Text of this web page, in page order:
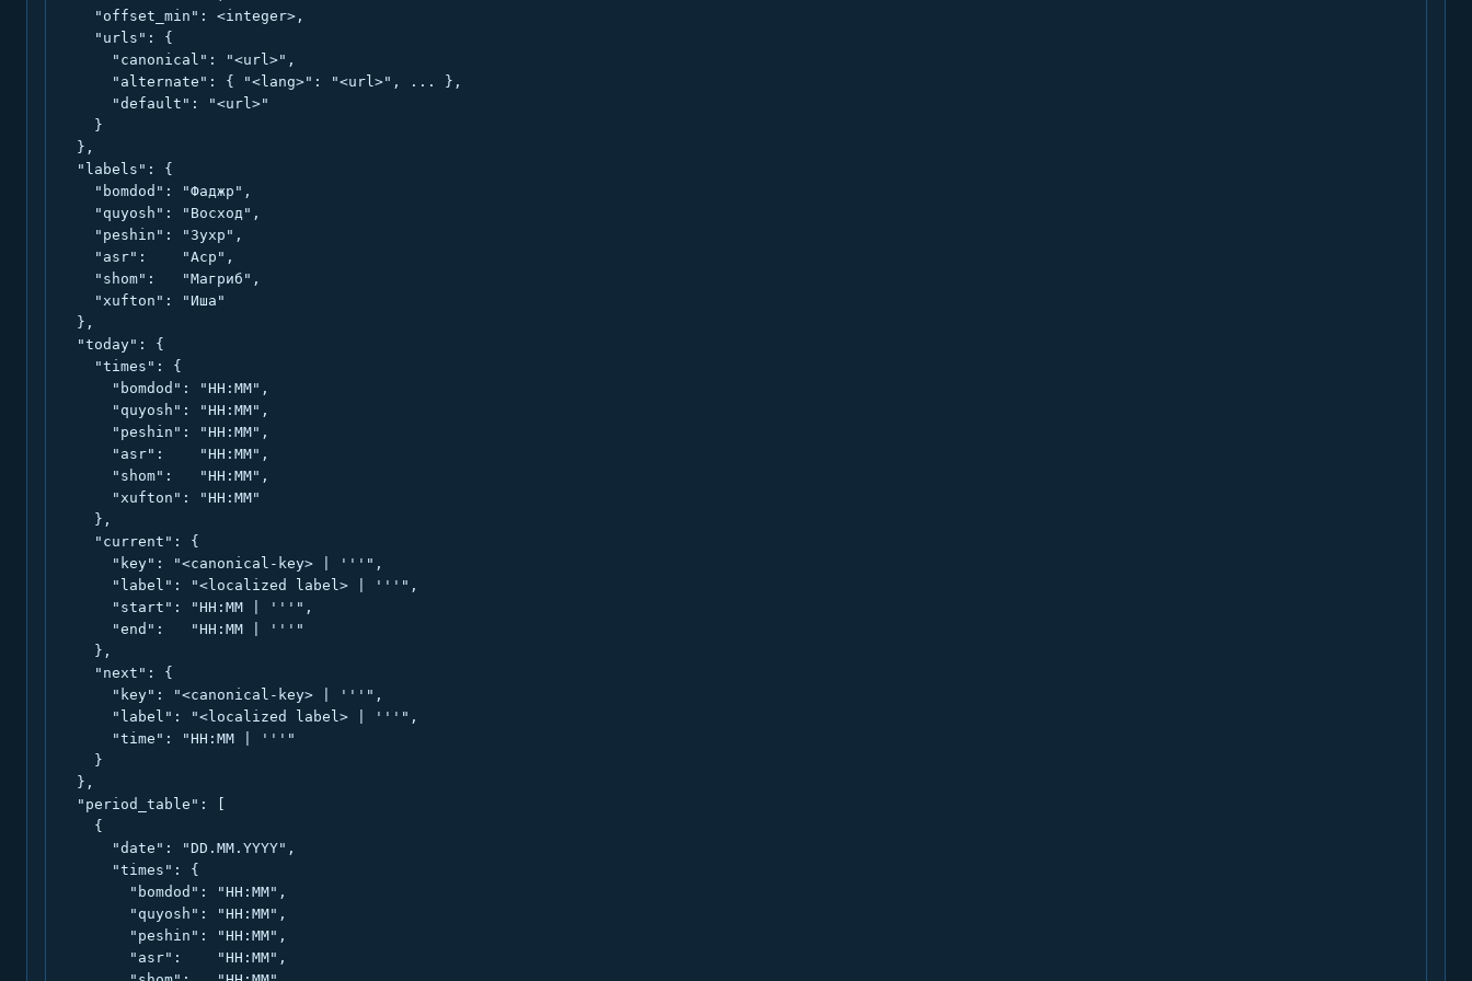
    "offset_min": <integer>,
    "urls": {
      "canonical": "<url>",
      "alternate": { "<lang>": "<url>", ... },
      "default": "<url>"
    }
  },
  "labels": {
    "bomdod": "Фаджр",
    "quyosh": "Восход",
    "peshin": "Зухр",
    "asr":    "Аср",
    "shom":   "Магриб",
    "xufton": "Иша"
  },
  "today": {
    "times": {
      "bomdod": "HH:MM",
      "quyosh": "HH:MM",
      "peshin": "HH:MM",
      "asr":    "HH:MM",
      "shom":   "HH:MM",
      "xufton": "HH:MM"
    },
    "current": {
      "key": "<canonical-key> | '''",
      "label": "<localized label> | '''",
      "start": "HH:MM | '''",
      "end":   "HH:MM | '''"
    },
    "next": {
      "key": "<canonical-key> | '''",
      "label": "<localized label> | '''",
      "time": "HH:MM | '''"
    }
  },
  "period_table": [
    {
      "date": "DD.MM.YYYY",
      "times": {
        "bomdod": "HH:MM",
        "quyosh": "HH:MM",
        "peshin": "HH:MM",
        "asr":    "HH:MM",